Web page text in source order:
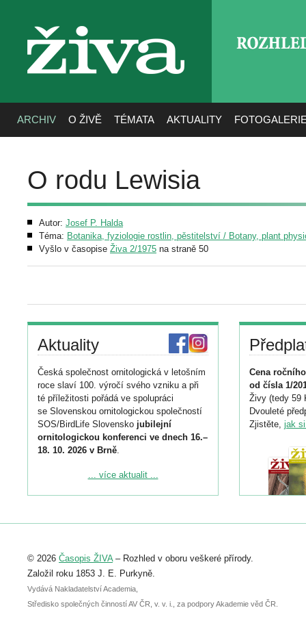
živa
ARCHIV O ŽIVĚ TÉMATA AKTUALITY
O rodu Lewisia
Autor: Josef P. Halda
Téma: Botanika, fyziologie rostlin, pěstitelství / Botany, plant
Vyšlo v časopise Živa 2/1975 na straně 50
Aktuality
Česká společnost ornitologická v letošním
roce slaví 100. výročí svého vzniku a při
té příležitosti pořádá ve spolupráci
se Slovenskou ornitologickou společností
SOS/BirdLife Slovensko jubilejní
ornitologickou konferenci ve dnech 16.–
18. 10. 2026 v Brně.
Podrobnější informace ke konferenci
Registrovat se můžete do 6. září.
abstraktu přihlášené přednášky nebo
posteru je už 30. června.
... více aktualit ...
Cena
od čísla 1/
Živy (tedy 59
Dvouleté
Zjistěte, jak
© 2026 Časopis ŽIVA– Rozhled v oboru veškeré přírody.
Založil roku 1853 J. E. Purkyně.
Vydává Nakladatelství Academia,
Středisko společných činností AV ČR, v. v. i., za podpory Akademie věd ČR.